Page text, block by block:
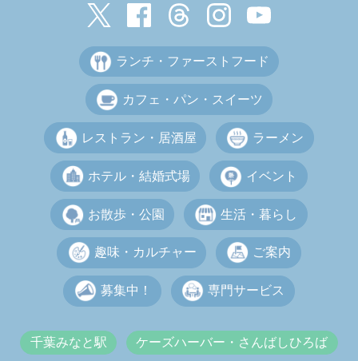
ランチ・ファーストフード
カフェ・パン・スイーツ
レストラン・居酒屋 ラーメン
ホテル・結婚式場 イベント
お散歩・公園 生活・暮らし
趣味・カルチャー ご案内
募集中！ 専門サービス
千葉みなと駅 ケーズハーバー・さんばしひろば